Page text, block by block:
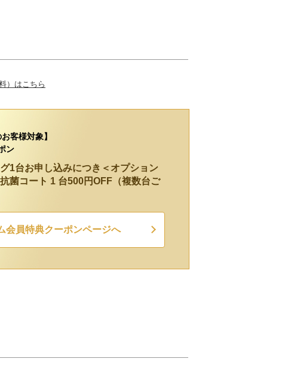
）はこちら
客様対象】
ン
1台お申し込みにつき＜オプション
菌コート 1 台500円OFF（複数台ご
会員特典クーポンページへ